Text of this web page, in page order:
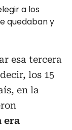
a los
quedaban y
esa tercera
los 15
en la
era